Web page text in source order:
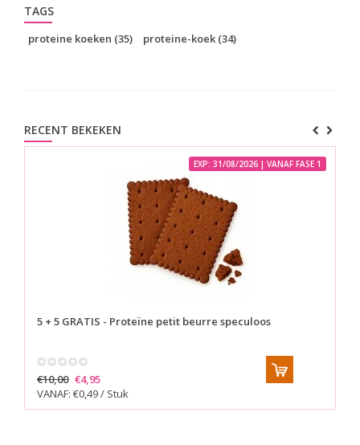
TAGS
proteine koeken (35) proteine-koek (34)
RECENT BEKEKEN
EXP: 31/08/2026 | VANAF FASE 1
5 + 5 GRATIS - Proteïne petit beurre speculoos
€10,00 €4,95
VANAF: €0,49 / Stuk